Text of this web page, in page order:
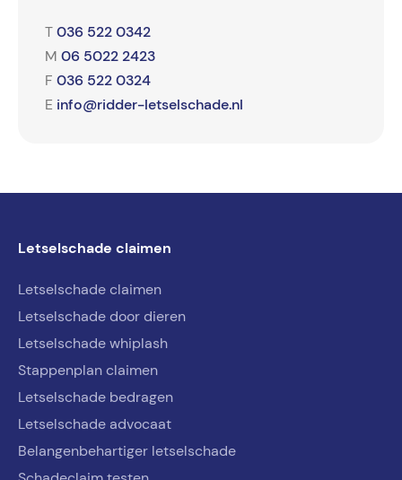
T 036 522 0342
M 06 5022 2423
F 036 522 0324
E info@ridder-letselschade.nl
Letselschade claimen
Letselschade claimen
Letselschade door dieren
Letselschade whiplash
Stappenplan claimen
Letselschade bedragen
Letselschade advocaat
Belangenbehartiger letselschade